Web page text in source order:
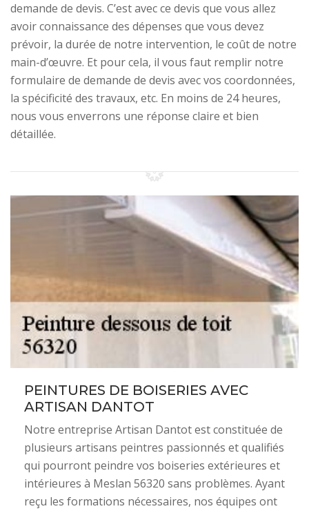
demande de devis. C’est avec ce devis que vous allez
avoir connaissance des dépenses que vous devez
prévoir, la durée de notre intervention, le coût de notre
main-d’œuvre. Et pour cela, il vous faut remplir notre
formulaire de demande de devis avec vos coordonnées,
la spécificité des travaux, etc. En moins de 24 heures,
nous vous enverrons une réponse claire et bien
détaillée.
PEINTURES DE BOISERIES AVEC
ARTISAN DANTOT
Notre entreprise Artisan Dantot est constituée de
plusieurs artisans peintres passionnés et qualifiés
qui pourront peindre vos boiseries extérieures et
intérieures à Meslan 56320 sans problèmes. Ayant
reçu les formations nécessaires, nos équipes ont